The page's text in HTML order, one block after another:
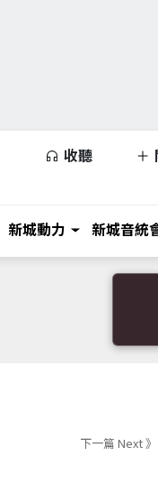
收聽
新城動力 新城音統
下一篇 Next 》